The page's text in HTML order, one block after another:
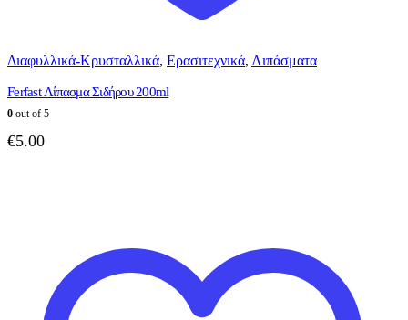
Διαφυλλικά-Κρυσταλλικά, Ερασιτεχνικά, Λιπάσματα
Ferfast Λίπασμα Σιδήρου 200ml
0 out of 5
€5.00